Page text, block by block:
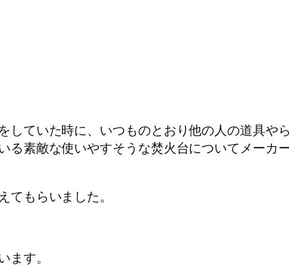
ていた時に、いつものとおり他の人の道具や
素敵な使いやすそうな焚火台についてメーカ
もらいました。
す。